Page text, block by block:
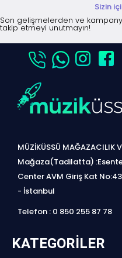
Sizin
Son gelişmelerden ve
takip etmeyi unutmayın!
MÜZİKÜSSÜ MAĞAZACILIK
Mağaza(Tadilatta)
Center AVM Giriş Kat
- İstanbul
Telefon : 0 850 255 87 78
KATEGORILER